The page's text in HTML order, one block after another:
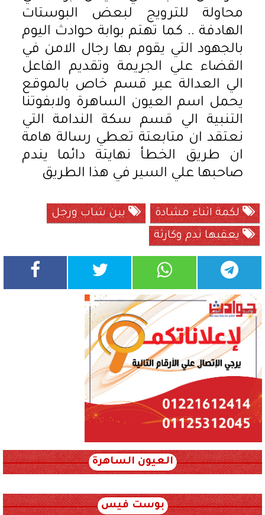
محاولة للترويج لبعض البوستات
الهادفة .. كما تهتم بوابة حوادث اليوم
بالجهود التي يقوم بها رجال الامن في
القضاء علي الجريمة وتقديم الفاعل
الي العدالة عبر قسم خاص بالموقع
يحمل اسم العيون الساهرة ولابفوتنا
التنبية الي قسم سكة الندامة التي
نعتقد ان متابعتة تعطي رسالة هامة
ان طريق الخطأ نهايتة دائما يندم
صاحبها علي السير في هذا الطريق
لكمة اثناء مشادة
بين شاب ورجل
يعقبها ندم وكارثة
العيون الساهرة
بوست فيس